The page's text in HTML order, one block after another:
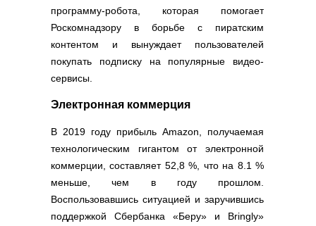
программу-робота, которая помогает
Роскомнадзору в борьбе с пиратским
контентом и вынуждает пользователей
покупать подписку на популярные видео-
сервисы.
Электронная коммерция
В 2019 году прибыль Amazon, получаемая
технологическим гигантом от электронной
коммерции, составляет 52,8 %, что на 8.1 %
меньше, чем в году прошлом.
Воспользовавшись ситуацией и заручившись
поддержкой Сбербанка «Беру» и Bringly»